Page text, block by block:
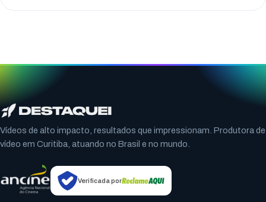
Vídeos de alto impacto, resultados que impressionam. Produtora de
vídeo em Curitiba, atuando no Brasil e no mundo.
Verificada por